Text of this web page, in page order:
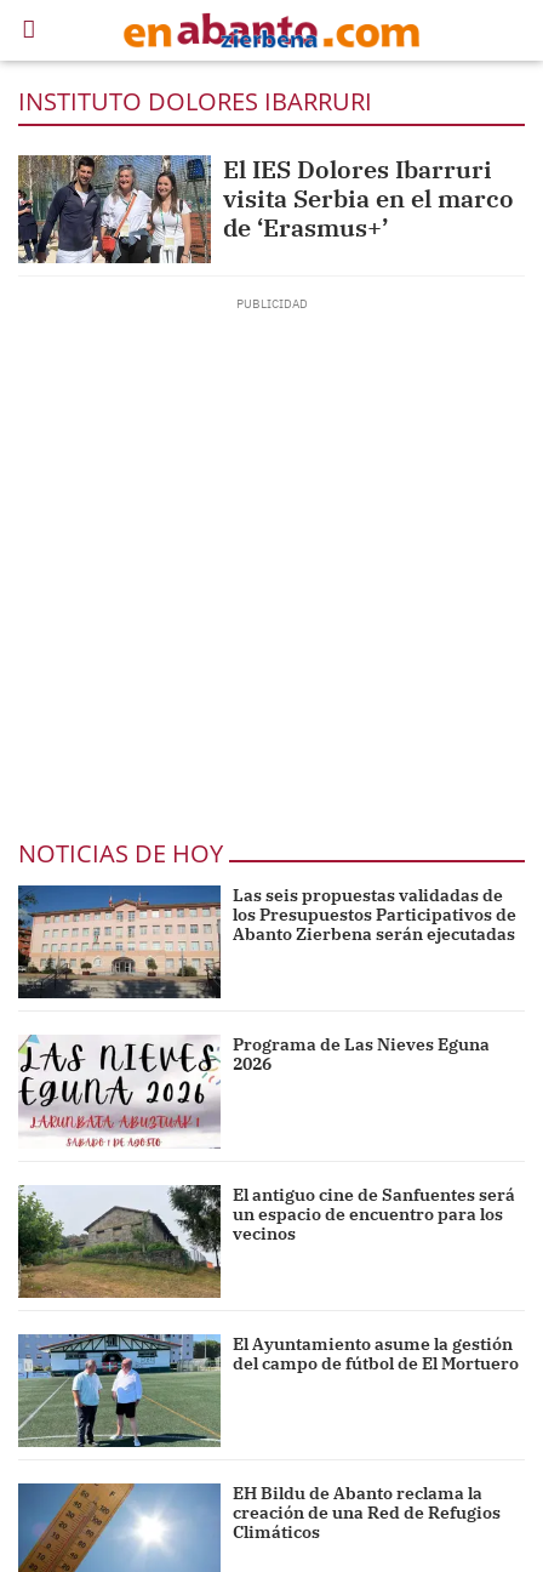
INSTITUTO DOLORES IBARRURI
El IES Dolores Ibarruri
visita Serbia en el marco
de ‘Erasmus+’
NOTICIAS DE HOY
Las seis propuestas validadas de
los Presupuestos Participativos de
Abanto Zierbena serán ejecutadas
Programa de Las Nieves Eguna
2026
El antiguo cine de Sanfuentes será
un espacio de encuentro para los
vecinos
El Ayuntamiento asume la gestión
del campo de fútbol de El Mortuero
EH Bildu de Abanto reclama la
creación de una Red de Refugios
Climáticos